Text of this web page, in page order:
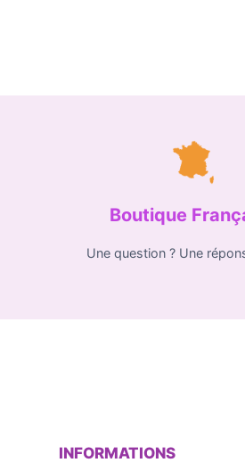
Boutique
Une question ? Une
INFORMATIONS